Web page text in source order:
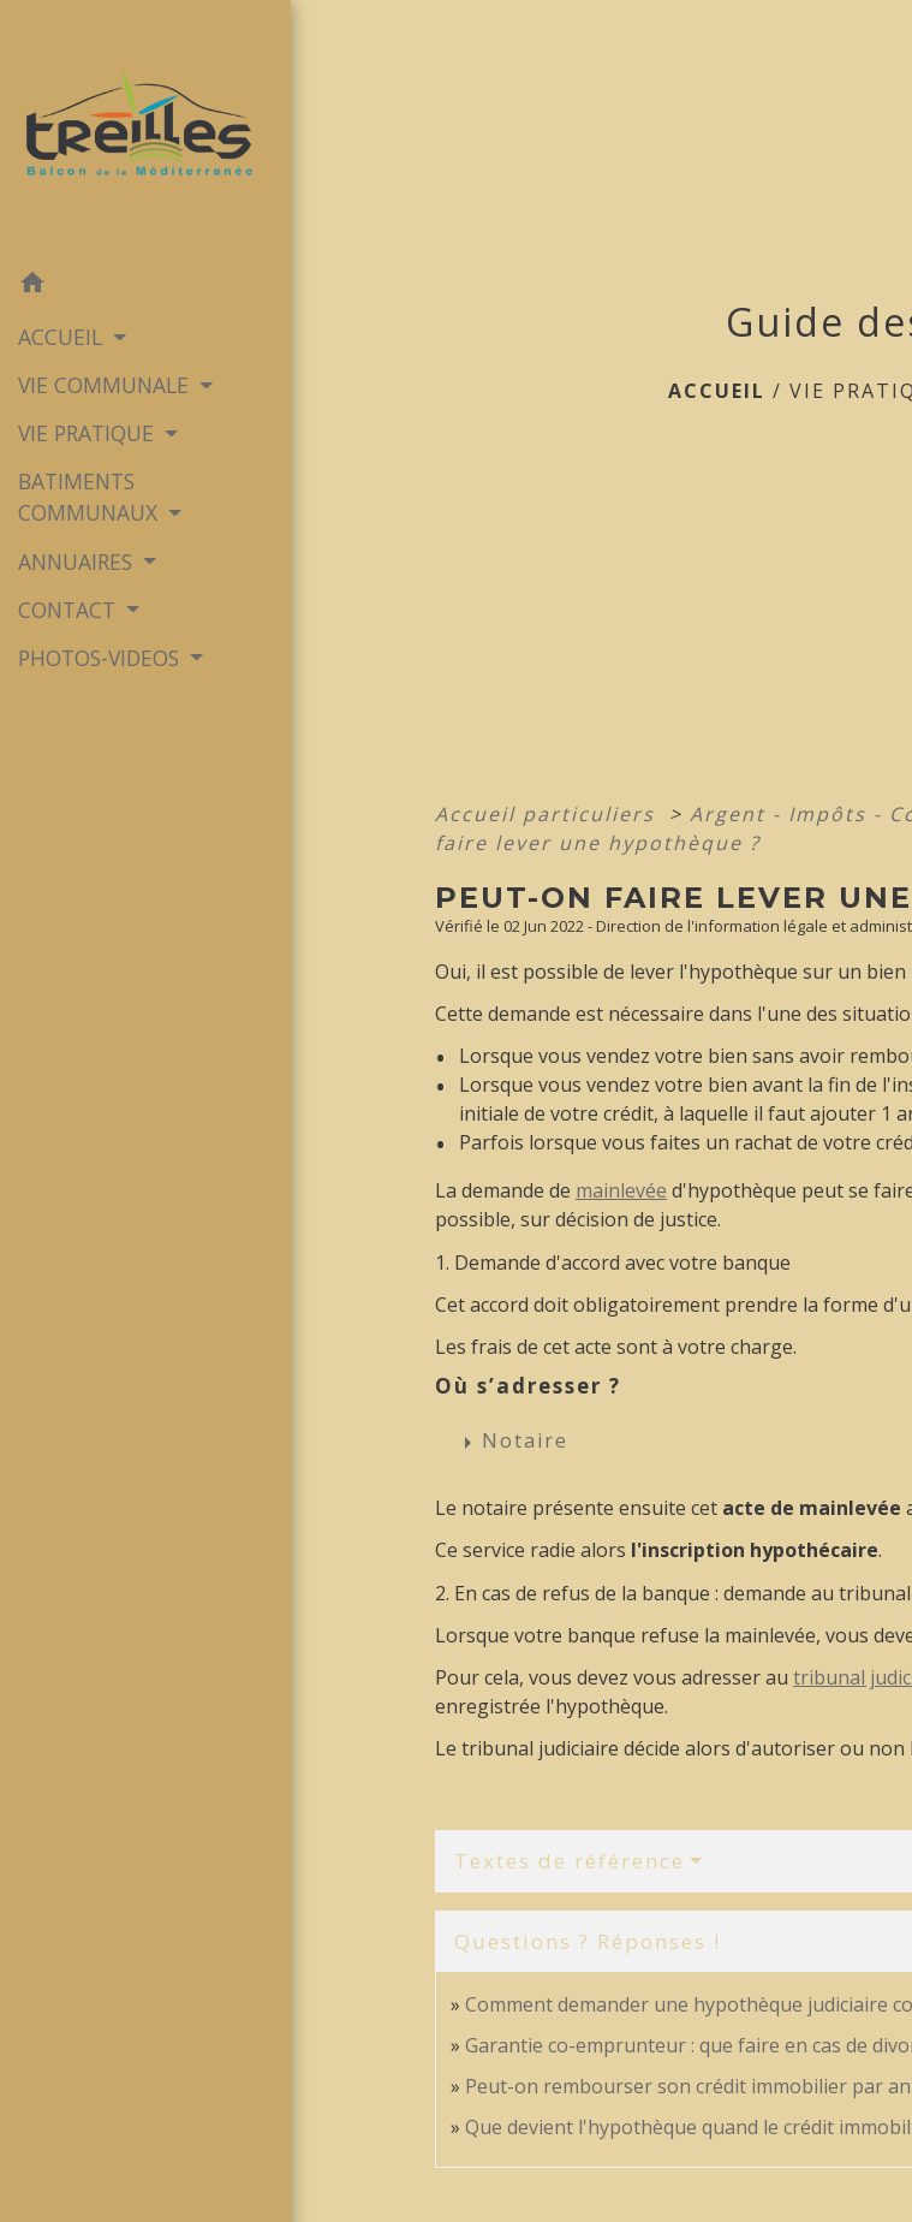
home
ACCUEIL
VIE COMMUNALE
VIE PRATIQUE
BATIMENTS
COMMUNAUX
ANNUAIRES
CONTACT
PHOTOS-VIDEOS
Guide
ACCUEIL /VIE
Accueil particuliers > Argent - Impôts -
faire lever une hypothèque ?
PEUT-ON FAIRE LEVER
Vérifié le 02 Jun 2022 - Direction de l'information légale et
Oui, il est possible de lever l'hypothèque sur un bien
Cette demande est nécessaire dans l'une des
Lorsque vous vendez votre bien sans avoir
Lorsque vous vendez votre bien avant la fin de
initiale de votre crédit, à laquelle il faut ajouter 1
Parfois lorsque vous faites un rachat de votre
La demande de mainlevée d'hypothèque peut se
possible, sur décision de justice.
1. Demande d'accord avec votre banque
Cet accord doit obligatoirement prendre la forme
Les frais de cet acte sont à votre charge.
Où s’adresser ?
arrow_right Notaire
Le notaire présente ensuite cet acte de mainlevée
Ce service radie alors l'inscription hypothécaire.
2. En cas de refus de la banque : demande au tribunal
Lorsque votre banque refuse la mainlevée, vous
Pour cela, vous devez vous adresser au tribunal
enregistrée l'hypothèque.
Le tribunal judiciaire décide alors d'autoriser ou non
Textes de référence
Questions ? Réponses !
Comment demander une hypothèque judiciaire
Garantie co-emprunteur : que faire en cas de
Peut-on rembourser son crédit immobilier par
Que devient l'hypothèque quand le crédit